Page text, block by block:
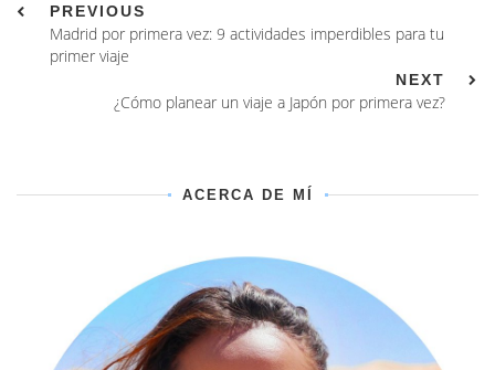
PREVIOUS
Madrid por primera vez: 9 actividades imperdibles para tu
primer viaje
NEXT
¿Cómo planear un viaje a Japón por primera vez?
ACERCA DE MÍ